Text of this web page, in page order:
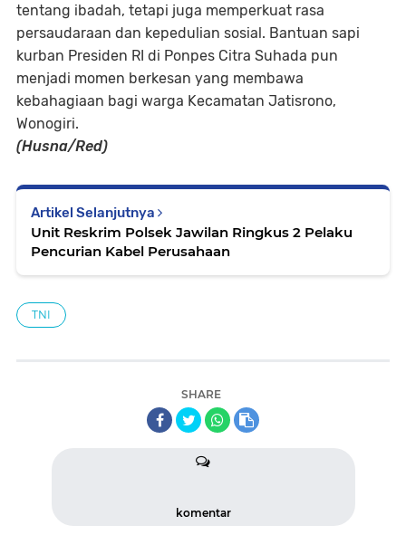
tentang ibadah, tetapi juga memperkuat rasa
persaudaraan dan kepedulian sosial. Bantuan sapi
kurban Presiden RI di Ponpes Citra Suhada pun
menjadi momen berkesan yang membawa
kebahagiaan bagi warga Kecamatan Jatisrono,
Wonogiri.
(Husna/Red)
Artikel Selanjutnya
Unit Reskrim Polsek Jawilan Ringkus 2 Pelaku
Pencurian Kabel Perusahaan
TNI
SHARE
komentar